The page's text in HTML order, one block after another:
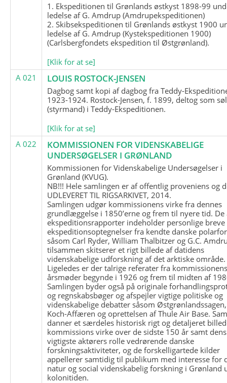
1. Ekspeditionen til Grønlands østkyst 1898-99
ledelse af G. Amdrup (Amdrupekspeditionen)
2. Skibsekspeditionen til Grønlands østkyst 1900
ledelse af G. Amdrup (Kystekspeditionen 1900)
(Carlsbergfondets ekspedition til Østgrønland).
[Klik for at se]
A 021
LOUIS ROSTOCK-JENSEN
Dagbog samt kopi af dagbog fra Teddy-
1923-1924. Rostock-Jensen, f. 1899, deltog som
(styrmand) i Teddy-Ekspeditionen.
[Klik for at se]
A 022
KOMMISSIONEN FOR VIDENSKABELIGE
UNDERSØGELSER I GRØNLAND
Kommissionen for Videnskabelige Undersøgelser i
Grønland (KVUG).
NB!!! Hele samlingen er af offentlig proveniens og
UDLEVERET TIL RIGSARKIVET, 2014.
Samlingen udgør kommissionens virke fra dennes
grundlæggelse i 1850’erne og frem til nyere tid.
ekspeditionsrapporter indeholder personlige breve
ekspeditionsoptegnelser fra kendte danske
såsom Carl Ryder, William Thalbitzer og G.C.
tilsammen skitserer et rigt billede af datidens
videnskabelige udforskning af det arktiske område.
Ligeledes er der talrige referater fra
årsmøder begynde i 1926 og frem til midten af
Samlingen byder også på originale
og regnskabsbøger og afspejler vigtige politiske og
videnskabelige debatter såsom
Koch-Affæren og oprettelsen af Thule Air Base.
danner et særdeles historisk rigt og detaljeret
kommissions virke over de sidste 150 år samt dens
vigtigste aktørers rolle vedrørende danske
forskningsaktiviteter, og de forskelligartede kilder
appellerer samtidig til publikum med interesse for
natur og social videnskabelig forskning i Grønland
kolonitiden.